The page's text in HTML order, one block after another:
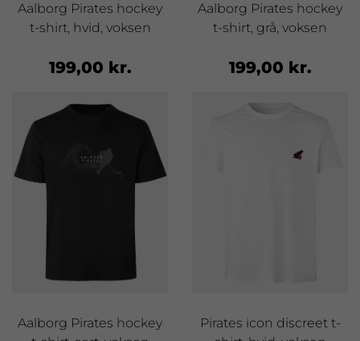
Aalborg Pirates hockey
t-shirt, hvid, voksen
199,00 kr.
Aalborg Pirates hockey
t-shirt, grå, voksen
199,00 kr.
Aalborg Pirates hockey
Pirates icon discreet t-